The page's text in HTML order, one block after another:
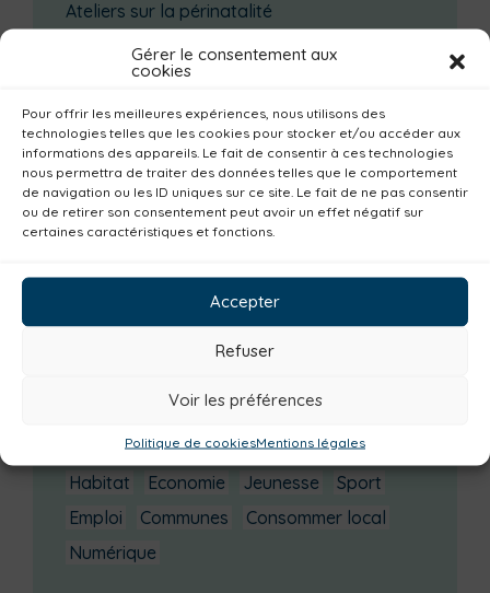
Gérer le consentement aux
cookies
Pour offrir les meilleures expériences, nous utilisons des
technologies telles que les cookies pour stocker et/ou accéder aux
informations des appareils. Le fait de consentir à ces technologies
nous permettra de traiter des données telles que le comportement
de navigation ou les ID uniques sur ce site. Le fait de ne pas consentir
ou de retirer son consentement peut avoir un effet négatif sur
certaines caractéristiques et fonctions.
Accepter
Refuser
Voir les préférences
Politique de cookiesMentions légales
Ateliers sur la périnatalité
La saison culturelle 2026-2027 est lancée !
Changements d’horaires activités jeunes
Enquête publique
Escal’Ados
Catégories actualités / agenda
Urbanisme Réemploi Seniors
Magazine
Parents
Bibliothèques
Familles
Institutionnel
Non classé
Solidarité
Environnement
Mobilité
Petite enfance
Plan climat
Alimentation
Habitat
Economie Jeunesse
Sport
Emploi
Communes
Consommer local
Numérique